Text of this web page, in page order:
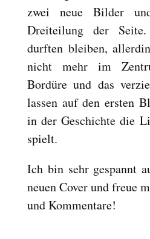
zwei neue Bilder
Dreiteilung der
durften bleiben,
nicht mehr im
Bordüre und das
lassen auf den ersten
in der Geschichte die
spielt.
Ich bin sehr gespannt
neuen Cover und freue
und Kommentare!